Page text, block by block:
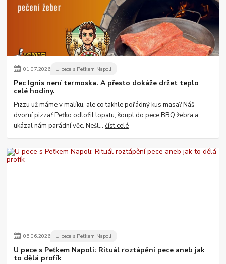
01.07.2026 U pece s Peťkem Napoli
Pec Ignis není termoska. A přesto dokáže držet teplo
celé hodiny.
Pizzu už máme v malíku, ale co takhle pořádný kus masa? Náš
dvorní pizzař Peťko odložil lopatu, šoupl do pece BBQ žebra a
ukázal nám parádní věc. Nešl...číst celé
05.06.2026 U pece s Peťkem Napoli
U pece s Peťkem Napoli: Rituál roztápění pece aneb jak
to dělá profík